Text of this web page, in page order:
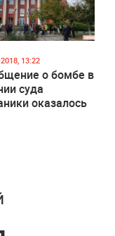
13:22
о бомбе в
суда
оказалось